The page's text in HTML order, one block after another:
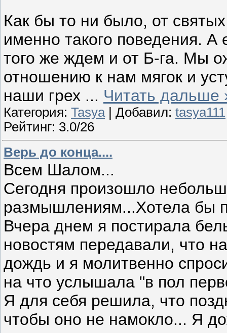
Как бы то ни было, от
именно такого поведения.
того же ждем и от Б-га. Мы
отношению к нам мягок и
наши грех ... Читать дальше
Категория: Tasya| Добавил: tasya111
Рейтинг: 3.0/26
Верь до конца....
Всем Шалом...
Сегодня произошло
размышлениям...Хотела бы
Вчера днем я постирала
новостям передавали, что
дождь и я молитвенно
на что услышала "в пол
Я для себя решила, что
чтобы оно не намокло... Я